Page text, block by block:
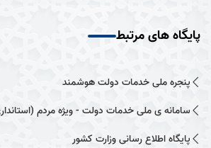
پایگاه های مرتبط
پنجره ملی خدمات دولت هوشمند
سامانه ی ملی خدمات دولت - ویژه مردم
پایگاه اطلاع رسانی وزارت کشور